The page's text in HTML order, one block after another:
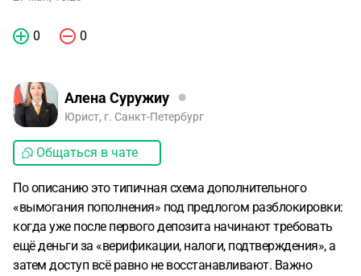
0 0
Алена Суружиу
Юрист, г. Санкт-Петербург
Общаться в чате
По описанию это типичная схема дополнительного
«вымогания пополнения» под предлогом разблокировки:
когда уже после первого депозита начинают требовать
ещё деньги за «верификации, налоги, подтверждения», а
затем доступ всё равно не восстанавливают. Важно